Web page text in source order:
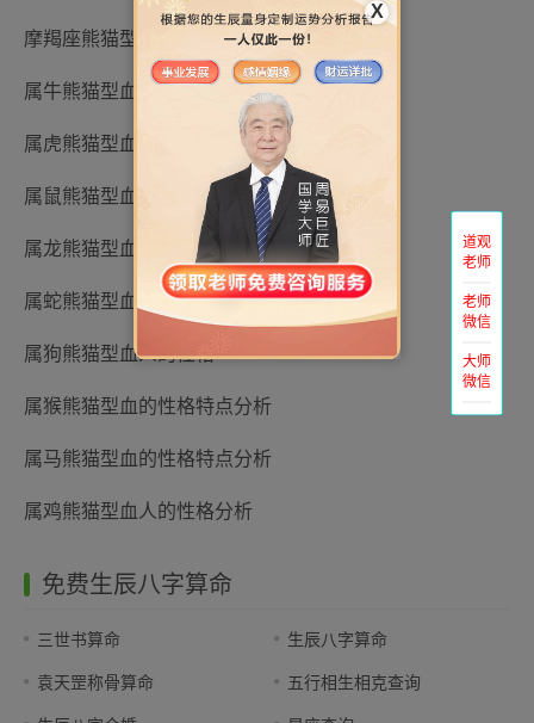
摩羯座熊猫型血性格
属牛熊猫型血的性格
属虎熊猫型血的性格
属鼠熊猫型血的性格
属龙熊猫型血的性格
属蛇熊猫型血的性格
属狗熊猫型血人的性格
属猴熊猫型血的性格特点分析
属马熊猫型血的性格特点分析
属鸡熊猫型血人的性格分析
免费生辰八字算命
三世书算命 生辰八字算命
袁天罡称骨算命 五行相生相克查询
道观
老师
老师
微信
大师
微信
X